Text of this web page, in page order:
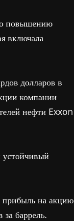
повышению
включала
долларов в
компании
нефти Exxon
прибыль на акцию
баррель.